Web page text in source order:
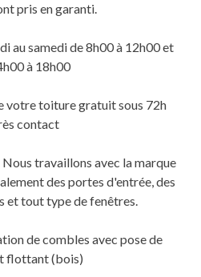
pris en garanti.
au samedi de 8h00 à 12h00 et
à 18h00
votre toiture gratuit sous 72h
contact
travaillons avec la marque
des portes d'entrée, des
et tout type de fenêtres.
de combles avec pose de
flottant (bois)